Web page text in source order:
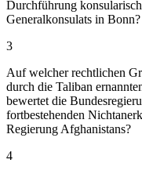
Durchführung
Generalkonsulats in Bonn?
3
Auf welcher rechtlichen
durch die Taliban
bewertet die
fortbestehenden
Regierung Afghanistans?
4